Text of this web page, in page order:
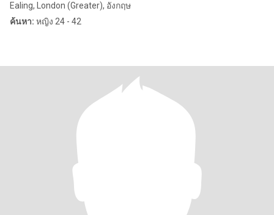
Ealing, London (Greater), อังกฤษ
ค้นหา: หญิง 24 - 42